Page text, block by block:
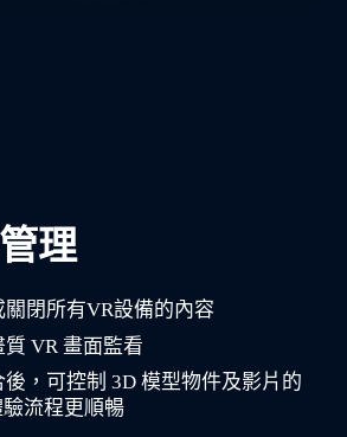
理
閉所有VR設備的內容
VR 畫面監看
，可控制 3D 模型物件及影片的
流程更順暢